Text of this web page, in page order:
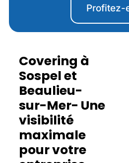
Profitez-
Covering à
Sospel et
Beaulieu-
sur-Mer- Une
visibilité
maximale
pour votre